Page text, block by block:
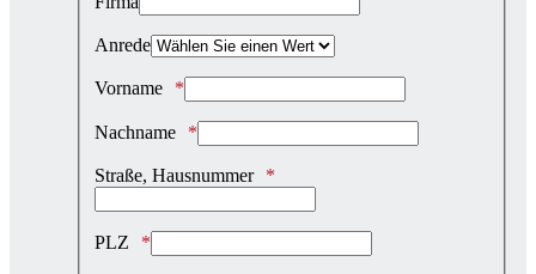
Anrede
Vorname
Nachname
Straße, Hausnummer
PLZ